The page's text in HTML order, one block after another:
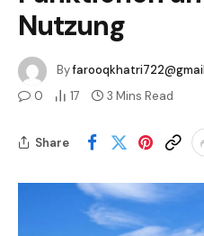
Nutzung
By
0
17 3 Mins Read
Share